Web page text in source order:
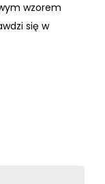
wzorem
się w